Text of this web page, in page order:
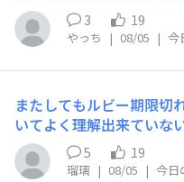
あげ食べたい！というモ
3 19
やっち | 08/05 | 今
またしてもルビー期限切
いてよく理解出来ていな
😰😰大収穫祭始まったと
5 19
瑠璃 | 08/05 | 今日